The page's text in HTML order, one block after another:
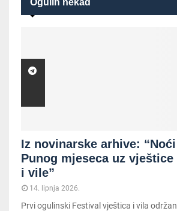
Iz novinarske arhive: “Noći
Punog mjeseca uz vještice
i vile”
14. lipnja 2026.
Prvi ogulinski Festival vještica i vila održan